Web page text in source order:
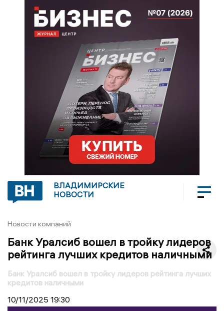
ВЛАДИМИРСКИЕ
НОВОСТИ
Новости компаний
Банк Уралсиб вошел в тройку лидеров
рейтинга лучших кредитов наличными
Банк Уралсиб вошел в тройку лидеров рейтинга лучших
кредитов наличными
10/11/2025 19:30